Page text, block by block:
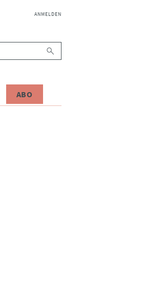
NAVIGATION
ANMELDEN
ABO